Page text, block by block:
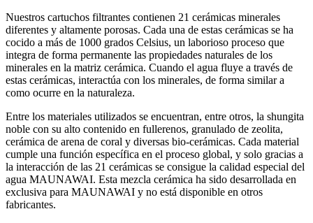
Nuestros cartuchos filtrantes contienen 21 cerámicas minerales
diferentes y altamente porosas. Cada una de estas cerámicas se ha
cocido a más de 1000 grados Celsius, un laborioso proceso que
integra de forma permanente las propiedades naturales de los
minerales en la matriz cerámica. Cuando el agua fluye a través de
estas cerámicas, interactúa con los minerales, de forma similar a
como ocurre en la naturaleza.
Entre los materiales utilizados se encuentran, entre otros, la shungita
noble con su alto contenido en fullerenos, granulado de zeolita,
cerámica de arena de coral y diversas bio-cerámicas. Cada material
cumple una función específica en el proceso global, y solo gracias a
la interacción de las 21 cerámicas se consigue la calidad especial del
agua MAUNAWAI. Esta mezcla cerámica ha sido desarrollada en
exclusiva para MAUNAWAI y no está disponible en otros
fabricantes.